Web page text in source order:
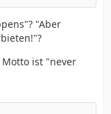
"Aber
ist "never